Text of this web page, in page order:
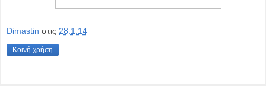
Dimastin στις 28.1.14
Κοινή χρήση